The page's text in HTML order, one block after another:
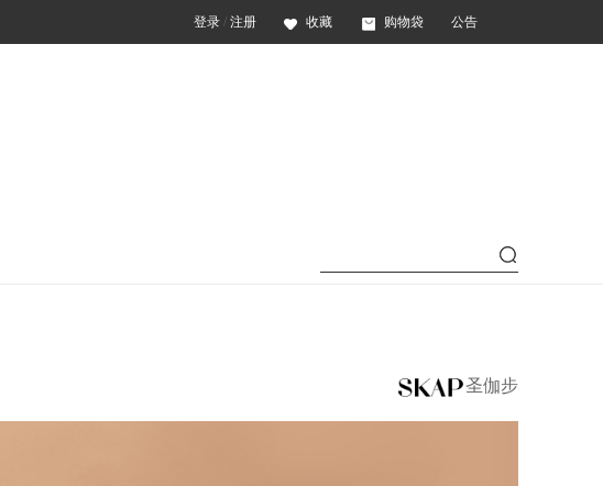
登录 / 注册 收藏 购物袋 公告
圣伽步